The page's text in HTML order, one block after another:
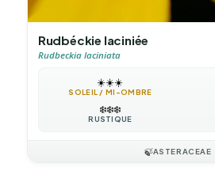
Rudbéckie laciniée
Rudbeckia laciniata
☀️☀️☀️
SOLEIL / MI-OMBRE
❄️❄️❄️
RUSTIQUE
🍃ASTERACEAE